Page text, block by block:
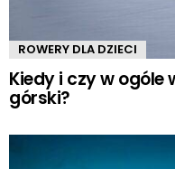
ROWERY DLA DZIECI
Kiedy i czy w
górski?